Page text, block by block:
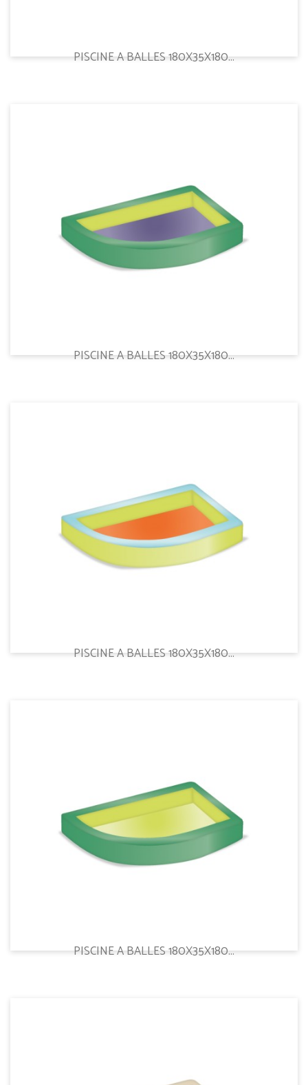
PISCINE A BALLES 180X35X180...
PISCINE A BALLES 180X35X180...
PISCINE A BALLES 180X35X180...
PISCINE A BALLES 180X35X180...